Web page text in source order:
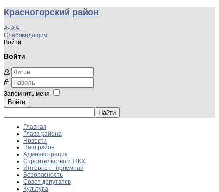
Красногорский район
A-AA+
Слабовидящим
Войти
Войти
Запомнить меня
Войти
Главная
Глава района
Новости
Наш район
Администрация
Строительство и ЖКХ
Интернет - приемная
Безопасность
Совет депутатов
Культура